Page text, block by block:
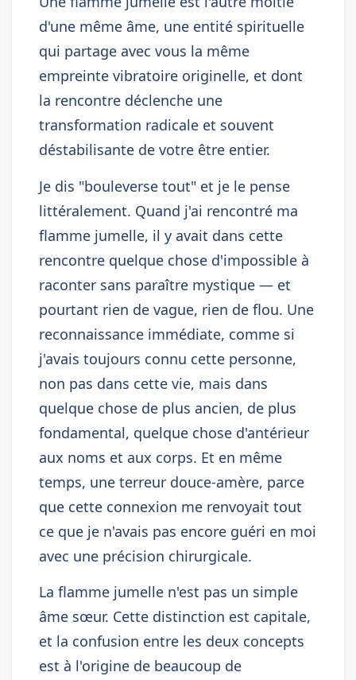
d'une même âme, une entité spirituelle
qui partage avec vous la même
empreinte vibratoire originelle, et dont
la rencontre déclenche une
transformation radicale et souvent
déstabilisante de votre être entier.
Je dis "bouleverse tout" et je le pense
littéralement. Quand j'ai rencontré ma
flamme jumelle, il y avait dans cette
rencontre quelque chose d'impossible à
raconter sans paraître mystique — et
pourtant rien de vague, rien de flou. Une
reconnaissance immédiate, comme si
j'avais toujours connu cette personne,
non pas dans cette vie, mais dans
quelque chose de plus ancien, de plus
fondamental, quelque chose d'antérieur
aux noms et aux corps. Et en même
temps, une terreur douce-amère, parce
que cette connexion me renvoyait tout
ce que je n'avais pas encore guéri en moi
avec une précision chirurgicale.
La flamme jumelle n'est pas un simple
âme sœur. Cette distinction est capitale,
et la confusion entre les deux concepts
est à l'origine de beaucoup de